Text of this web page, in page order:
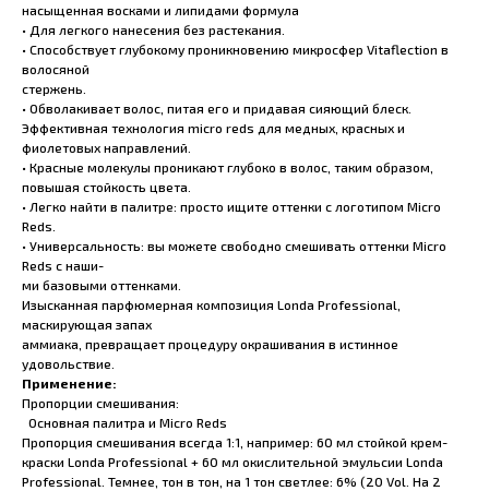
насыщенная восками и липидами формула
• Для легкого нанесения без растекания.
• Способствует глубокому проникновению микросфер Vitaflection в
волосяной
стержень.
• Обволакивает волос, питая его и придавая сияющий блеск.
Эффективная технология micro reds для медных, красных и
фиолетовых направлений.
• Красные молекулы проникают глубоко в волос, таким образом,
повышая стойкость цвета.
• Легко найти в палитре: просто ищите оттенки с логотипом Micro
Reds.
• Универсальность: вы можете свободно смешивать оттенки Micro
Reds с наши-
ми базовыми оттенками.
Изысканная парфюмерная композиция Londa Professional,
маскирующая запах
аммиака, превращает процедуру окрашивания в истинное
удовольствие.
Применение:
Пропорции смешивания:
Основная палитра и Micro Reds
Пропорция смешивания всегда 1:1, например: 60 мл стойкой крем-
краски Londa Professional + 60 мл окислительной эмульсии Londa
Professional. Темнее, тон в тон, на 1 тон светлее: 6% (20 Vol. На 2